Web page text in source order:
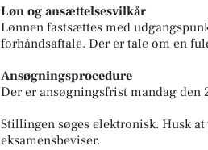
Løn og ansættelsesvilkår
Lønnen fastsættes med
forhåndsaftale. Der er tale om en
Ansøgningsprocedure
Der er ansøgningsfrist mandag den
Stillingen søges elektronisk. Husk
eksamensbeviser.